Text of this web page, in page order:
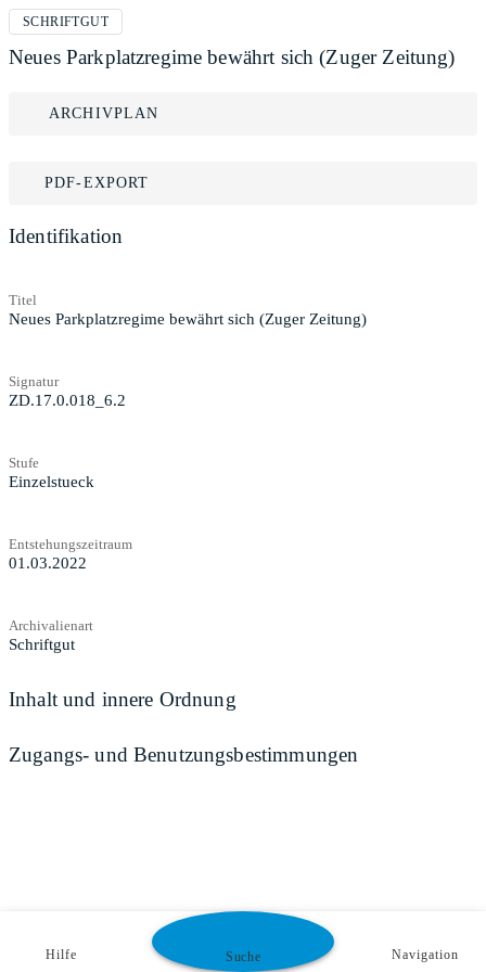
SCHRIFTGUT
Neues Parkplatzregime bewährt sich (Zuger Zeitung)
ARCHIVPLAN
PDF-EXPORT
Identifikation
Titel
Neues Parkplatzregime bewährt sich (Zuger Zeitung)
Signatur
ZD.17.0.018_6.2
Stufe
Einzelstueck
Entstehungszeitraum
01.03.2022
Archivalienart
Schriftgut
Inhalt und innere Ordnung
Zugangs- und Benutzungsbestimmungen
Hilfe Suche Navigation